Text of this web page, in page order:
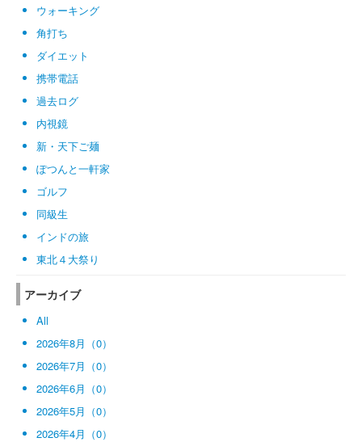
ウォーキング
角打ち
ダイエット
携帯電話
過去ログ
内視鏡
新・天下ご麺
ぽつんと一軒家
ゴルフ
同級生
インドの旅
東北４大祭り
アーカイブ
All
2026年8月（0）
2026年7月（0）
2026年6月（0）
2026年5月（0）
2026年4月（0）